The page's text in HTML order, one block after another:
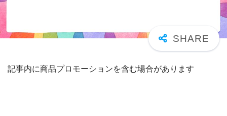
記事内に商品プロモーションを含む場合があります